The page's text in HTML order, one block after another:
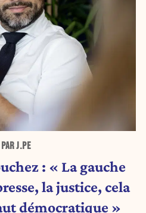
J.PE
: « La gauche
la justice, cela
démocratique »